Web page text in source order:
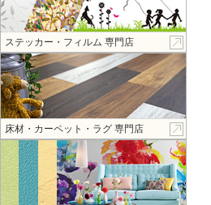
ステッカー・フィルム 専門店
床材・カーペット・ラグ 専門店